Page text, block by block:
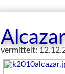
vermittelt: